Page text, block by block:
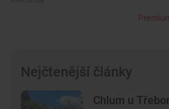
Nejčtenější články
Chlum u